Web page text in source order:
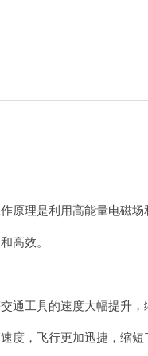
理是利用高能量电磁场
高效。
工具的速度大幅提升，
，飞行更加迅捷，缩短